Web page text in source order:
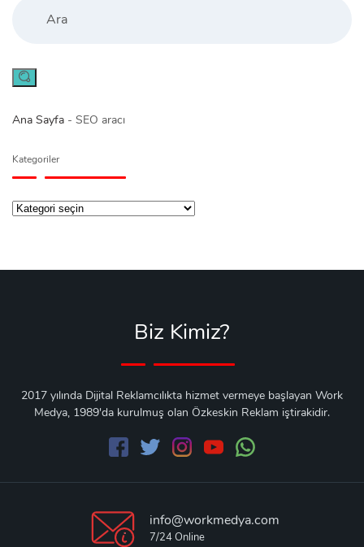
Ana Sayfa - SEO aracı
Kategoriler
Kategoriler
Biz Kimiz?
2017 yılında Dijital Reklamcılıkta hizmet vermeye başlayan Work
Medya, 1989'da kurulmuş olan Özkeskin Reklam iştirakidir.
info@workmedya.com
7/24 Online